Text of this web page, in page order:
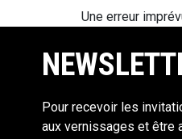
Une erreur
Pour recevoir les
aux vernissages et être